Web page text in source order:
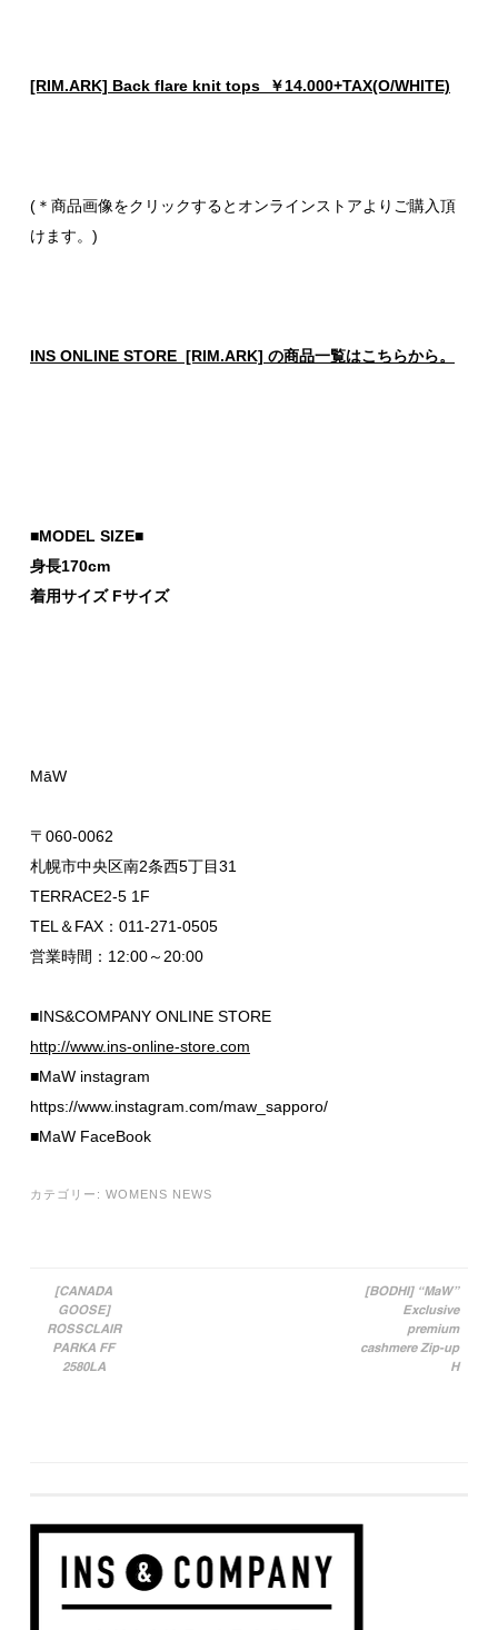
[RIM.ARK] Back flare knit tops ￥14.000+TAX(O/WHITE)
(＊商品画像をクリックするとオンラインストアよりご購入頂
けます。)
INS ONLINE STORE [RIM.ARK] の商品一覧はこちらから。
■MODEL SIZE■
身長170cm
着用サイズ Fサイズ
MāW
〒060-0062
札幌市中央区南2条西5丁目31
TERRACE2-5 1F
TEL＆FAX：011-271-0505
営業時間：12:00～20:00
■INS&COMPANY ONLINE STORE
http://www.ins-online-store.com
■MaW instagram
https://www.instagram.com/maw_sapporo/
■MaW FaceBook
カテゴリー: WOMENS NEWS
投稿ナビゲーション
[CANADA
GOOSE]
ROSSCLAIR
PARKA FF
2580LA
[BODHI] “MaW”
Exclusive
premium
cashmere Zip-up
H